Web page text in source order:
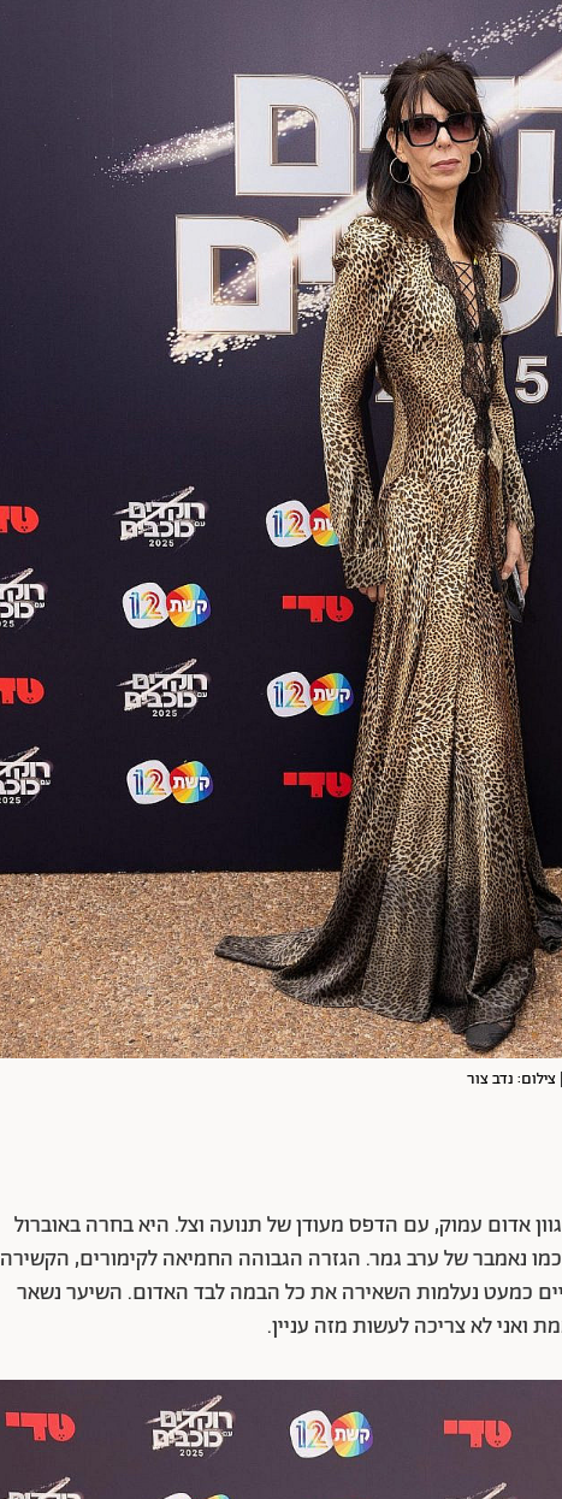
אדום עמוק, עם הדפס מעודן של תנועה וצל. היא בחרה באוברול
נאמבר של ערב גמר. הגזרה הגבוהה החמיאה לקימורים, הקשירה
כמעט נעלמות השאירה את כל הבמה לבד האדום. השיער נשאר
ואני לא צריכה לעשות מזה עניין.